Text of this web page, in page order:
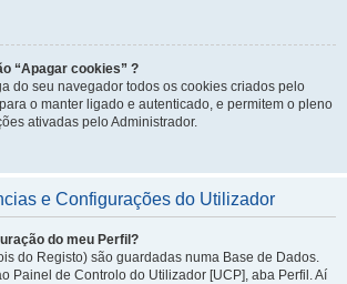
“Apagar cookies” ?
do seu navegador todos os cookies criados pelo
o manter ligado e autenticado, e permitem o pleno
ativadas pelo Administrador.
e Configurações do Utilizador
do meu Perfil?
do Registo) são guardadas numa Base de Dados.
Painel de Controlo do Utilizador [UCP], aba Perfil. Aí